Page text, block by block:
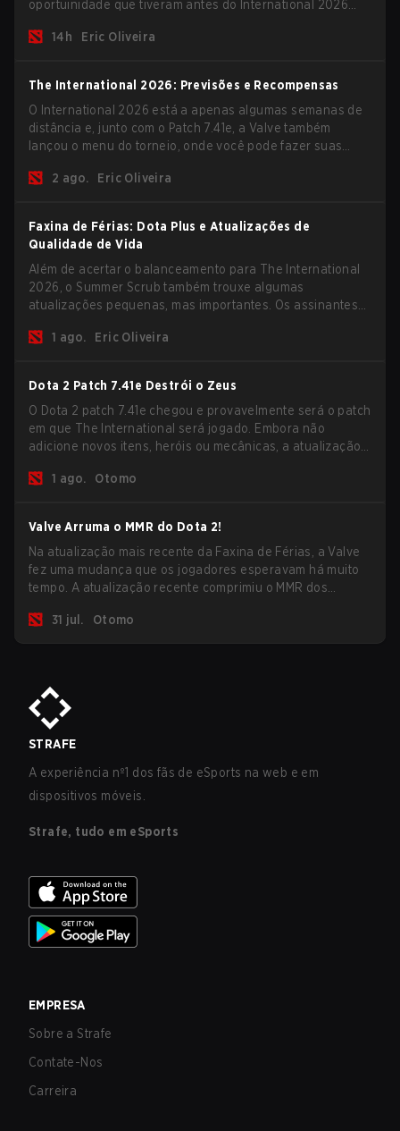
oportuinidade que tiveram antes do International 2026
uma chance de glória eterna.
14h Eric Oliveira
The International 2026: Previsões e Recompensas
O International 2026 está a apenas algumas semanas de
distância e, junto com o Patch 7.41e, a Valve também
lançou o menu do torneio, onde você pode fazer suas
recompensas deste ano.
2 ago. Eric Oliveira
Faxina de Férias: Dota Plus e Atualizações de
Qualidade de Vida
Além de acertar o balanceamento para The International
2026, o Summer Scrub também trouxe algumas
atualizações pequenas, mas importantes. Os assinantes
jogo e agora todos os jogadores podem vincular teclas de
1 ago. Eric Oliveira
Dota 2 Patch 7.41e Destrói o Zeus
O Dota 2 patch 7.41e chegou e provavelmente será o patch
em que The International será jogado. Embora não
adicione novos itens, heróis ou mecânicas, a atualização
maiores problemas do jogo.
1 ago. Otomo
Valve Arruma o MMR do Dota 2!
Na atualização mais recente da Faxina de Férias, a Valve
fez uma mudança que os jogadores esperavam há muito
tempo. A atualização recente comprimiu o MMR dos
31 jul.
Otomo
STRAFE
A experiência nº1 dos fãs de eSports na web e em
dispositivos móveis.
Strafe, tudo em eSports
EMPRESA
Sobre a Strafe
Contate-Nos
Carreira